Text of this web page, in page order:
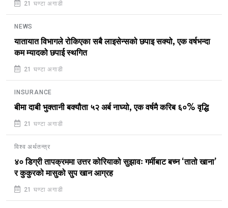
21 घण्टा अगाडी
NEWS
यातायात विभागले रोकिएका सबै लाइसेन्सको छपाइ सक्यो, एक वर्षभन्दा
कम म्यादको छपाई स्थगित
21 घण्टा अगाडी
INSURANCE
बीमा दाबी भुक्तानी बक्यौता ५२ अर्ब नाघ्यो, एक वर्षमै करिब ६०% वृद्धि
21 घण्टा अगाडी
विश्व अर्थतन्त्र
४० डिग्री तापक्रममा उत्तर कोरियाको सुझावः गर्मीबाट बच्न ‘तातो खाना’
र कुकुरको मासुको सुप खान आग्रह
21 घण्टा अगाडी